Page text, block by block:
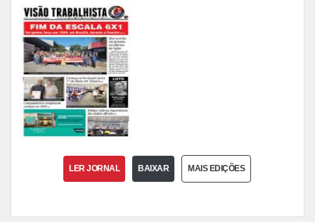
LER JORNAL BAIXAR MAIS EDIÇÕES